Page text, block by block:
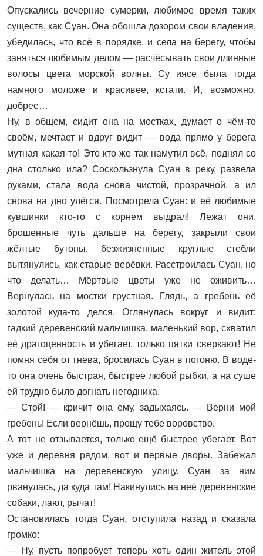
Опускались вечерние сумерки, любимое время таких
существ, как Суан. Она обошла дозором свои владения,
убедилась, что всё в порядке, и села на берегу, чтобы
заняться любимым делом — расчёсывать свои длинные
волосы цвета морской волны. Су иясе была тогда
намного моложе и красивее, кстати. И, возможно,
добрее…
Ну, в общем, сидит она на мостках, думает о чём-то
своём, мечтает и вдруг видит — вода прямо у берега
мутная какая-то! Это кто же так намутил всё, поднял со
дна столько ила? Соскользнула Суан в реку, развела
руками, стала вода снова чистой, прозрачной, а ил
снова на дно улёгся. Посмотрела Суан: и её любимые
кувшинки кто‑то с корнем выдрал! Лежат они,
брошенные чуть дальше на берегу, закрыли свои
жёлтые бутоны, безжизненные круглые стебли
вытянулись, как старые верёвки. Расстроилась Суан, но
что делать… Мёртвые цветы уже не оживить…
Вернулась на мостки грустная. Глядь, а гребень её
золотой куда-то делся. Оглянулась вокруг и видит:
гадкий деревенский мальчишка, маленький вор, схватил
её драгоценность и убегает, только пятки сверкают! Не
помня себя от гнева, бросилась Суан в погоню. В воде-
то она очень быстрая, быстрее любой рыбки, а на суше
ей трудно было догнать негодника.
— Стой! — кричит она ему, задыхаясь. — Верни мой
гребень! Если вернёшь, прощу тебе воровство.
А тот не отзывается, только ещё быстрее убегает. Вот
уже и деревня рядом, вот и первые дворы. Забежал
мальчишка на деревенскую улицу. Суан за ним
рванулась, да куда там! Накинулись на неё деревенские
собаки, лают, рычат!
Остановилась тогда Суан, отступила назад и сказала
громко:
— Ну, пусть попробует теперь хоть один житель этой